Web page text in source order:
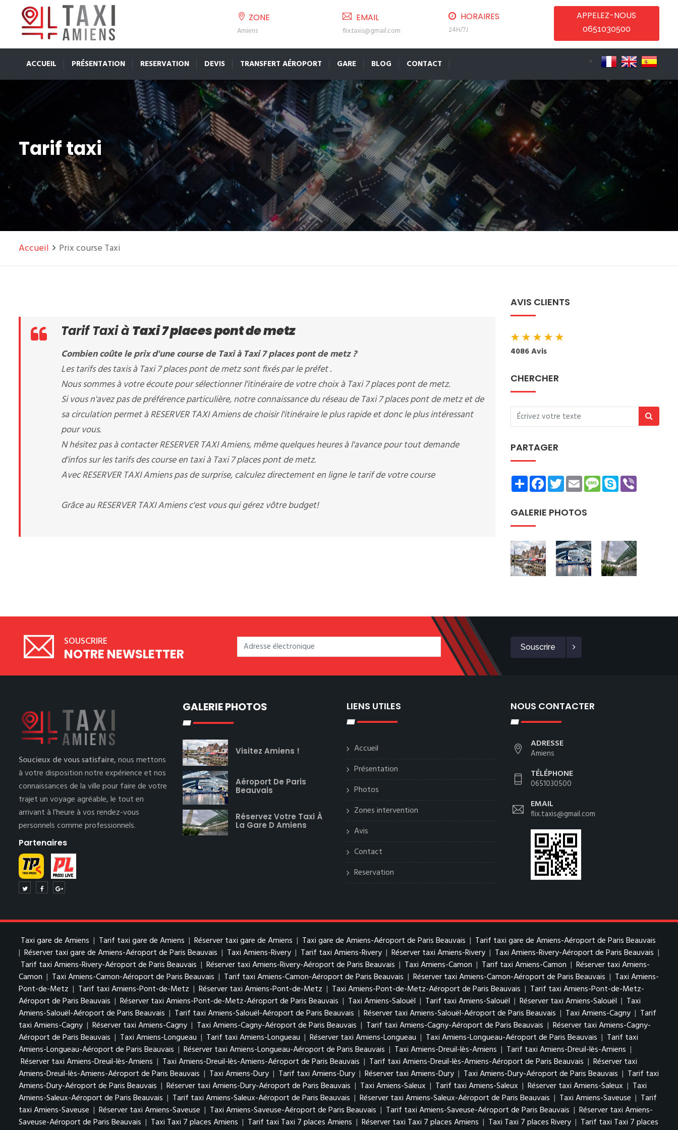
ZONE
Amiens
EMAIL
flix.taxis@gmail.com
HORAIRES
24H/7J
APPELEZ-NOUS
0651030500
ACCUEIL PRÉSENTATION RESERVATION DEVIS TRANSFERT AÉROPORT GARE BLOG CONTACT
Tarif taxi
Accueil Prix course Taxi
Tarif Taxi à Taxi 7 places pont de metz
Combien coûte le prix d'une course de Taxi à Taxi 7 places pont de metz ?
Les tarifs des taxis à Taxi 7 places pont de metz sont fixés par le préfet .
Nous sommes à votre écoute pour sélectionner l'itinéraire de votre choix à Taxi 7 places pont de metz.
Si vous n'avez pas de préférence particulière, notre connaissance du réseau de Taxi 7 places pont de metz et de
sa circulation permet à RESERVER TAXI Amiens de choisir l'itinéraire le plus rapide et donc le plus intéressant
pour vous.
N hésitez pas à contacter RESERVER TAXI Amiens, même quelques heures à l'avance pour tout demande
d'infos sur les tarifs des course en taxi à Taxi 7 places pont de metz.
Avec RESERVER TAXI Amiens pas de surprise, calculez directement en ligne le tarif de votre course
Grâce au RESERVER TAXI Amiens c'est vous qui gérez vôtre budget!
AVIS CLIENTS
★★★★★
4086 Avis
CHERCHER
PARTAGER
ShareFacebookTwitterEmailMessage
Skype
GALERIE PHOTOS
SOUSCRIRE
NOTRE NEWSLETTER Souscrire
Soucieux de vous satisfaire,nous mettons
à votre disposition notre expérience et nos
connaissances de la ville pour faire de votre
trajet un voyage agréable, le tout en
arrivant à l’heure à vos rendez-vous
personnels comme professionnels.
Partenaires
GALERIE PHOTOS
Visitez Amiens !
Aéroport De Paris
Beauvais
Réservez Votre Taxi À
La Gare D Amiens
LIENS UTILES
Accueil
Présentation
Photos
Zones intervention
Avis
Contact
Reservation
NOUS CONTACTER
ADRESSE
Amiens
TÉLÉPHONE
0651030500
EMAIL
flix.taxis@gmail.com
Taxi gare de Amiens | Tarif taxi gare de Amiens | Réserver taxi gare de Amiens | Taxi gare de Amiens-Aéroport de Paris Beauvais | Tarif taxi gare de Amiens-Aéroport de Paris Beauvais
| Réserver taxi gare de Amiens-Aéroport de Paris Beauvais | Taxi Amiens-Rivery | Tarif taxi Amiens-Rivery | Réserver taxi Amiens-Rivery | Taxi Amiens-Rivery-Aéroport de Paris Beauvais |
Tarif taxi Amiens-Rivery-Aéroport de Paris Beauvais | Réserver taxi Amiens-Rivery-Aéroport de Paris Beauvais | Taxi Amiens-Camon | Tarif taxi Amiens-Camon | Réserver taxi Amiens-
Camon | Taxi Amiens-Camon-Aéroport de Paris Beauvais | Tarif taxi Amiens-Camon-Aéroport de Paris Beauvais | Réserver taxi Amiens-Camon-Aéroport de Paris Beauvais | Taxi Amiens-
Pont-de-Metz | Tarif taxi Amiens-Pont-de-Metz | Réserver taxi Amiens-Pont-de-Metz | Taxi Amiens-Pont-de-Metz-Aéroport de Paris Beauvais | Tarif taxi Amiens-Pont-de-Metz-
Aéroport de Paris Beauvais | Réserver taxi Amiens-Pont-de-Metz-Aéroport de Paris Beauvais | Taxi Amiens-Salouël | Tarif taxi Amiens-Salouël | Réserver taxi Amiens-Salouël | Taxi
Amiens-Salouël-Aéroport de Paris Beauvais | Tarif taxi Amiens-Salouël-Aéroport de Paris Beauvais | Réserver taxi Amiens-Salouël-Aéroport de Paris Beauvais | Taxi Amiens-Cagny | Tarif
taxi Amiens-Cagny | Réserver taxi Amiens-Cagny | Taxi Amiens-Cagny-Aéroport de Paris Beauvais | Tarif taxi Amiens-Cagny-Aéroport de Paris Beauvais | Réserver taxi Amiens-Cagny-
Aéroport de Paris Beauvais | Taxi Amiens-Longueau | Tarif taxi Amiens-Longueau | Réserver taxi Amiens-Longueau | Taxi Amiens-Longueau-Aéroport de Paris Beauvais | Tarif taxi
Amiens-Longueau-Aéroport de Paris Beauvais | Réserver taxi Amiens-Longueau-Aéroport de Paris Beauvais | Taxi Amiens-Dreuil-lès-Amiens | Tarif taxi Amiens-Dreuil-lès-Amiens |
Réserver taxi Amiens-Dreuil-lès-Amiens | Taxi Amiens-Dreuil-lès-Amiens-Aéroport de Paris Beauvais | Tarif taxi Amiens-Dreuil-lès-Amiens-Aéroport de Paris Beauvais | Réserver taxi
Amiens-Dreuil-lès-Amiens-Aéroport de Paris Beauvais | Taxi Amiens-Dury | Tarif taxi Amiens-Dury | Réserver taxi Amiens-Dury | Taxi Amiens-Dury-Aéroport de Paris Beauvais | Tarif taxi
Amiens-Dury-Aéroport de Paris Beauvais | Réserver taxi Amiens-Dury-Aéroport de Paris Beauvais | Taxi Amiens-Saleux | Tarif taxi Amiens-Saleux | Réserver taxi Amiens-Saleux | Taxi
Amiens-Saleux-Aéroport de Paris Beauvais | Tarif taxi Amiens-Saleux-Aéroport de Paris Beauvais | Réserver taxi Amiens-Saleux-Aéroport de Paris Beauvais | Taxi Amiens-Saveuse | Tarif
taxi Amiens-Saveuse | Réserver taxi Amiens-Saveuse | Taxi Amiens-Saveuse-Aéroport de Paris Beauvais | Tarif taxi Amiens-Saveuse-Aéroport de Paris Beauvais | Réserver taxi Amiens-
Saveuse-Aéroport de Paris Beauvais | Taxi Taxi 7 places Amiens | Tarif taxi Taxi 7 places Amiens | Réserver taxi Taxi 7 places Amiens | Taxi Taxi 7 places Rivery | Tarif taxi Taxi 7 places